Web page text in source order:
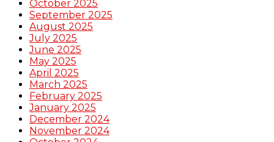
October 2025
September 2025
August 2025
July 2025
June 2025
May 2025
April 2025
March 2025
February 2025
January 2025
December 2024
November 2024